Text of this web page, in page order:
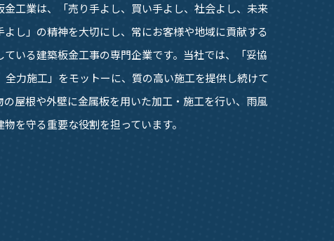
金工業は、「売り手よし、買い手よし、社会よし、未来
よし」の精神を大切にし、常にお客様や地域に貢献する
ている建築板金工事の専門企業です。当社では、「妥協
全力施工」をモットーに、質の高い施工を提供し続けて
の屋根や外壁に金属板を用いた加工・施工を行い、雨風
を守る重要な役割を担っています。